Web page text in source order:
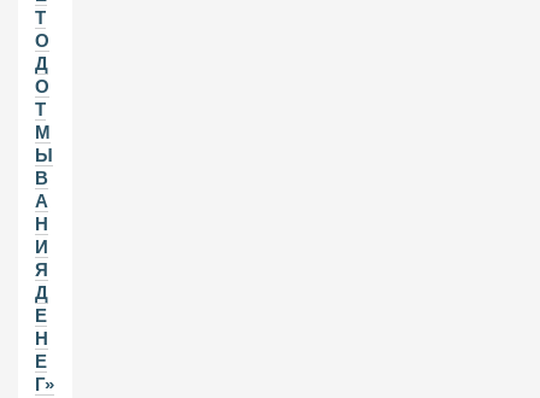
Т
О
Д
О
Т
М
Ы
В
А
Н
И
Я
Д
Е
Н
Е
Г»